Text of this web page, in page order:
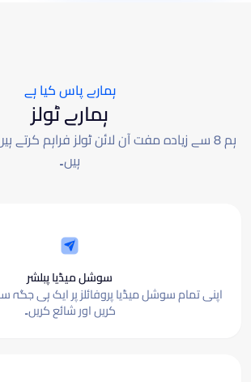
ہمارے پاس کیا ہے
ہمارے ٹولز
ہم 8 سے زیادہ مفت آن لائن ٹولز فراہم کرتے
ہیں۔
سوشل میڈیا پبلشر
اپنی تمام سوشل میڈیا پروفائلز پر ایک ہی
کریں اور شائع کریں۔